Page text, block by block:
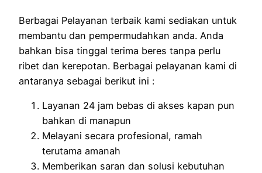
Berbagai Pelayanan terbaik kami sediakan untuk
membantu dan pempermudahkan anda. Anda
bahkan bisa tinggal terima beres tanpa perlu
ribet dan kerepotan. Berbagai pelayanan kami di
antaranya sebagai berikut ini :
Layanan 24 jam bebas di akses kapan pun
bahkan di manapun
Melayani secara profesional, ramah
terutama amanah
Memberikan saran dan solusi kebutuhan